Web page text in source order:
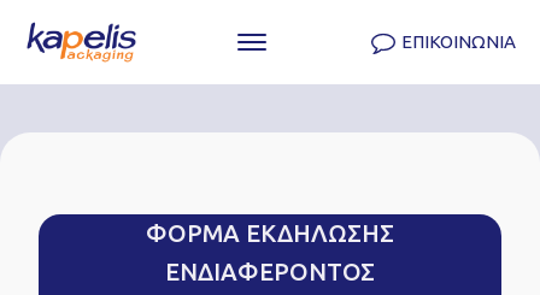
ΕΠΙΚΟΙΝΩΝΙΑ
ΦΟΡΜΑ ΕΚΔΗΛΩΣΗΣ
ΕΝΔΙΑΦΕΡΟΝΤΟΣ